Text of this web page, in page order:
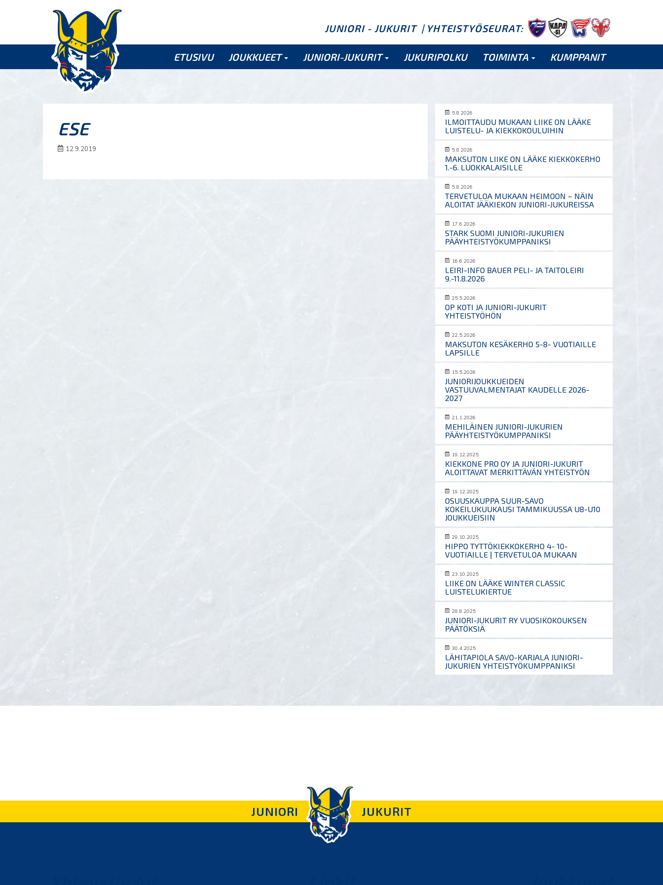
JUNIORI - JUKURIT | YHTEISTYÖSEURAT:
ETUSIVU JOUKKUEET JUNIORI-JUKURIT JUKURIPOLKU TOIMINTA KUMPPANIT
ESE
12.9.2019
5.8.2026
ILMOITTAUDU MUKAAN LIIKE ON LÄÄKE
LUISTELU- JA KIEKKOKOULUIHIN
5.8.2026
MAKSUTON LIIKE ON LÄÄKE KIEKKOKERHO
1.-6. LUOKKALAISILLE
5.8.2026
TERVETULOA MUKAAN HEIMOON – NÄIN
ALOITAT JÄÄKIEKON JUNIORI-JUKUREISSA
17.6.2026
STARK SUOMI JUNIORI-JUKURIEN
PÄÄYHTEISTYÖKUMPPANIKSI
16.6.2026
LEIRI-INFO BAUER PELI- JA TAITOLEIRI
9.-11.8.2026
25.5.2026
OP KOTI JA JUNIORI-JUKURIT
YHTEISTYÖHÖN
22.5.2026
MAKSUTON KESÄKERHO 5-8- VUOTIAILLE
LAPSILLE
15.5.2026
JUNIORIJOUKKUEIDEN
VASTUUVALMENTAJAT KAUDELLE 2026-
2027
21.1.2026
MEHILÄINEN JUNIORI-JUKURIEN
PÄÄYHTEISTYÖKUMPPANIKSI
19.12.2025
KIEKKONE PRO OY JA JUNIORI-JUKURIT
ALOITTAVAT MERKITTÄVÄN YHTEISTYÖN
19.12.2025
OSUUSKAUPPA SUUR-SAVO
KOKEILUKUUKAUSI TAMMIKUUSSA U8-U10
JOUKKUEISIIN
29.10.2025
HIPPO TYTTÖKIEKKOKERHO 4- 10-
VUOTIAILLE | TERVETULOA MUKAAN
23.10.2025
LIIKE ON LÄÄKE WINTER CLASSIC
LUISTELUKIERTUE
28.8.2025
JUNIORI-JUKURIT RY VUOSIKOKOUKSEN
PÄÄTÖKSIÄ
30.4.2025
LÄHITAPIOLA SAVO-KARJALA JUNIORI-
JUKURIEN YHTEISTYÖKUMPPANIKSI
JUNIORI JUKURIT